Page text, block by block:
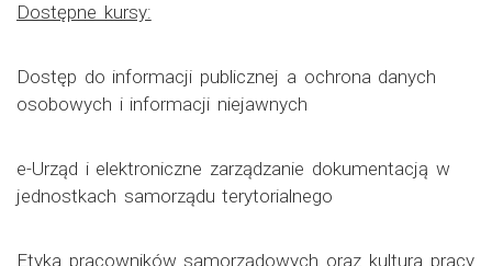
Dostępne kursy:
Dostęp do informacji publicznej a ochrona danych
osobowych i informacji niejawnych
e-Urząd i elektroniczne zarządzanie dokumentacją w
jednostkach samorządu terytorialnego
Etyka pracowników samorządowych oraz kultura pracy